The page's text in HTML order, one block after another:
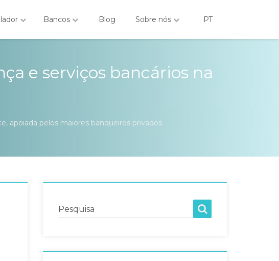
Bancos Blog Sobre nós PT
e serviços bancários na
apoiada pelos maiores banqueiros privados
Pesquisa